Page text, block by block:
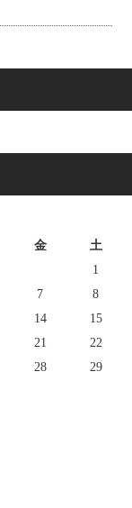
金 土
1
7
8
14
15
21
22
28
29